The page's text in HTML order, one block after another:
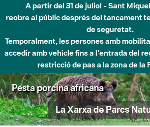
A partir del 31 de juliol - Sant
reobre al públic després del tancament
de seguretat.
Temporalment, les persones amb
accedir amb vehicle fins a l'entrada del
restricció de pas a la zona de la
Pesta porcina africana
La Xarxa de Parcs